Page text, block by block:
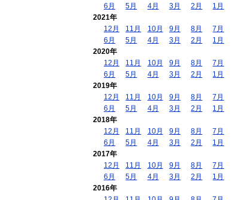
6月
5月 4月 3月 2月
1月
2021年
12月
11月 10月 9月 8月
7月
6月
5月 4月 3月 2月
1月
2020年
12月
11月 10月 9月 8月
7月
6月
5月 4月 3月 2月
1月
2019年
12月
11月 10月 9月 8月
7月
6月
5月 4月 3月 2月
1月
2018年
12月
11月 10月 9月 8月
7月
6月
5月 4月 3月 2月
1月
2017年
12月
11月 10月 9月 8月
7月
6月
5月 4月 3月 2月
1月
2016年